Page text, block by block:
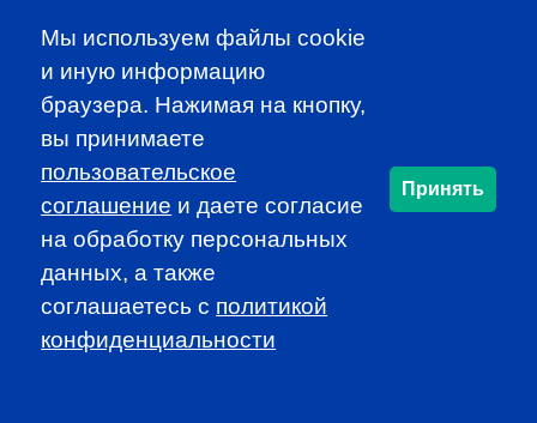
SUBSCRIBE TO OUR
NEWSLETTER
to be the first to know about all
CFA news, events an programms
CFA Association Russia. Ассоциация CFA (Россия) не
Мы используем файлы cookie
и иную информацию
браузера. Нажимая на кнопку,
вы принимаете
пользовательское
соглашение и даете согласие
на обработку персональных
данных, а также
соглашаетесь c политикой
конфиденциальности
Принять